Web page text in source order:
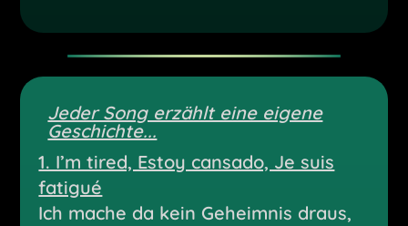
Jeder Song erzählt eine eigene
Geschichte...
1. I’m tired, Estoy cansado, Je suis
fatigué
Ich mache da kein Geheimnis draus,